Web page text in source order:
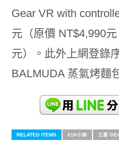
Gear VR with
元（原價 NT$4,990
元）。此外上網登錄
BALMUDA 蒸氣烤麵
RELATED ITEMS 01K小妹 三星